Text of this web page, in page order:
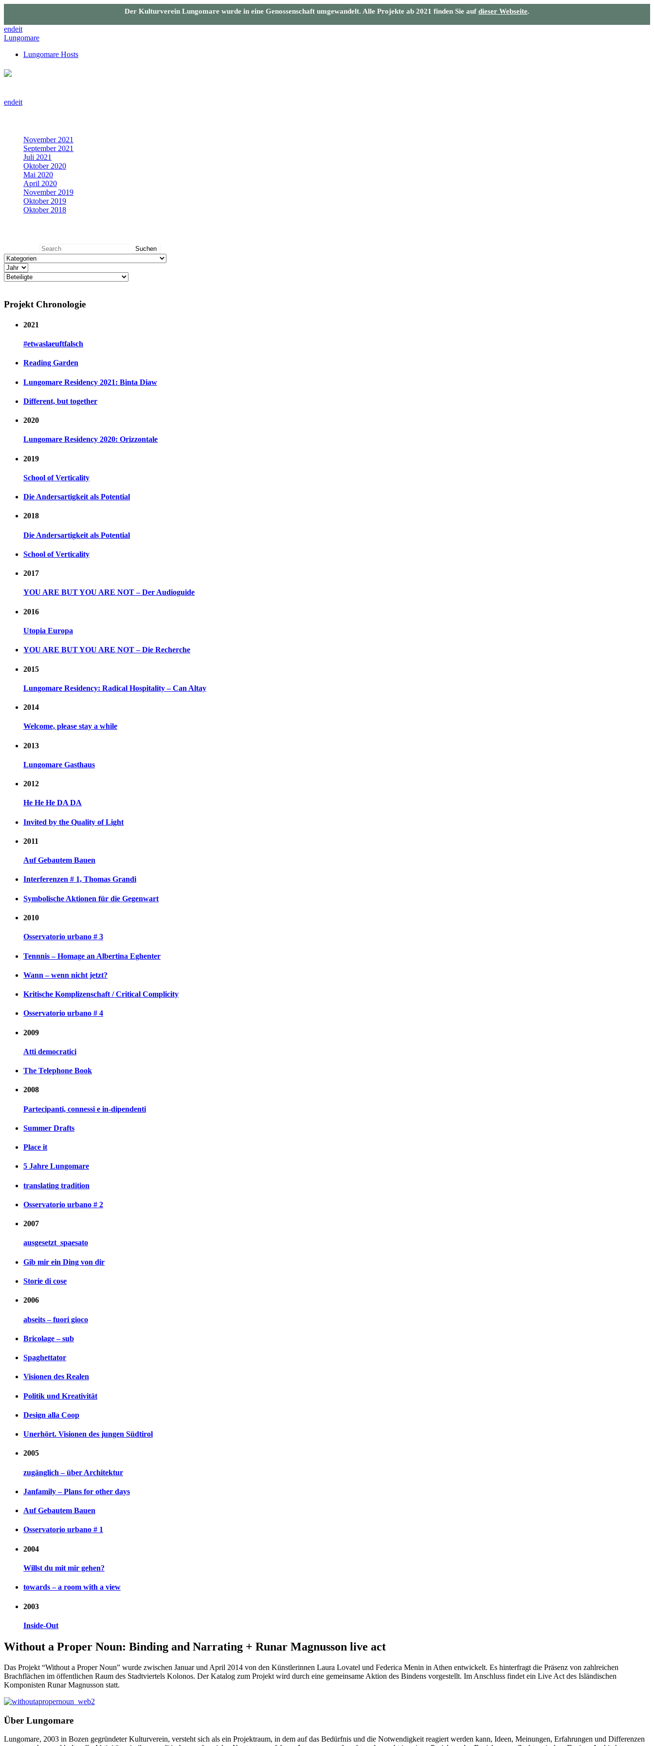
Der Kulturverein Lungomare wurde in eine Genossenschaft umgewandelt. Alle Projekte ab 2021 finden Sie auf dieser Webseite.
endeit
Lungomare
Lungomare Hosts
endeit
November 2021
September 2021
Juli 2021
Oktober 2020
Mai 2020
April 2020
November 2019
Oktober 2019
Oktober 2018
Projekt Chronologie
2021
#etwaslaeuftfalsch
Reading Garden
Lungomare Residency 2021: Binta Diaw
Different, but together
2020
Lungomare Residency 2020: Orizzontale
2019
School of Verticality
Die Andersartigkeit als Potential
2018
Die Andersartigkeit als Potential
School of Verticality
2017
YOU ARE BUT YOU ARE NOT – Der Audioguide
2016
Utopia Europa
YOU ARE BUT YOU ARE NOT – Die Recherche
2015
Lungomare Residency: Radical Hospitality – Can Altay
2014
Welcome, please stay a while
2013
Lungomare Gasthaus
2012
He He He DA DA
Invited by the Quality of Light
2011
Auf Gebautem Bauen
Interferenzen # 1, Thomas Grandi
Symbolische Aktionen für die Gegenwart
2010
Osservatorio urbano # 3
Tennnis – Homage an Albertina Eghenter
Wann – wenn nicht jetzt?
Kritische Komplizenschaft / Critical Complicity
Osservatorio urbano # 4
2009
Atti democratici
The Telephone Book
2008
Partecipanti, connessi e in-dipendenti
Summer Drafts
Place it
5 Jahre Lungomare
translating tradition
Osservatorio urbano # 2
2007
ausgesetzt_spaesato
Gib mir ein Ding von dir
Storie di cose
2006
abseits – fuori gioco
Bricolage – sub
Spaghettator
Visionen des Realen
Politik und Kreativität
Design alla Coop
Unerhört. Visionen des jungen Südtirol
2005
zugänglich – über Architektur
Janfamily – Plans for other days
Auf Gebautem Bauen
Osservatorio urbano # 1
2004
Willst du mit mir gehen?
towards – a room with a view
2003
Inside-Out
Without a Proper Noun: Binding and Narrating + Runar Magnusson live act
Das Projekt “Without a Proper Noun” wurde zwischen Januar und April 2014 von den Künstlerinnen Laura Lovatel und Federica Menin in Athen entwickelt. Es hinterfragt die Präsenz von zahlreichen
Brachflächen im öffentlichen Raum des Stadtviertels Kolonos. Der Katalog zum Projekt wird durch eine gemeinsame Aktion des Bindens vorgestellt. Im Anschluss findet ein Live Act des Isländischen
Komponisten Runar Magnusson statt.
Über Lungomare
Lungomare, 2003 in Bozen gegründeter Kulturverein, versteht sich als ein Projektraum, in dem auf das Bedürfnis und die Notwendigkeit reagiert werden kann, Ideen, Meinungen, Erfahrungen und Differenzen